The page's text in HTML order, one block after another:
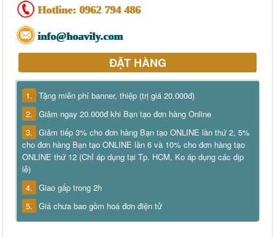
Hotline: 0962 794 486
info@hoavily.com
ĐẶT HÀNG
1. Tặng miễn phí banner, thiệp (trị giá 20.000đ)
2. Giảm ngay 20.000đ khi Bạn tạo đơn hàng Online
3. Giảm tiếp 3% cho đơn hàng Bạn tạo ONLINE lần thứ 2, 5%
cho đơn hàng Bạn tạo ONLINE lần 6 và 10% cho đơn hàng tạo
ONLINE thứ 12 (Chỉ áp dụng tại Tp. HCM, Ko áp dụng các dịp
lễ)
4. Giao gấp trong 2h
5. Giá chưa bao gồm hoá đơn điện tử